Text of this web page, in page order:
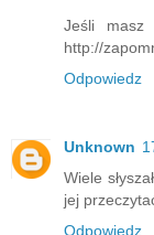
Jeśli
http://
Odpowiedz
Unknown
Wiele
jej
Odpowiedz